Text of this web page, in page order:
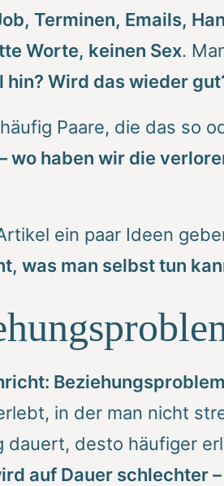
, Terminen, Emails,
Worte, keinen Sex.
hin? Wird das wieder
Paare, die das so
wo haben wir die
ein paar Ideen
was man selbst tun
in der man nicht
dauert, desto häufiger
auf Dauer schlechter